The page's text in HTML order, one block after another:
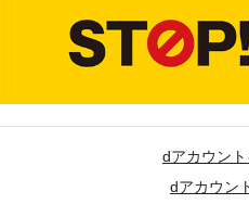
dアカウン
dアカウン